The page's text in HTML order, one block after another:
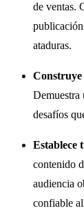
de ventas.
ataduras.
Demuestra
desafíos
Establece
contenido
audiencia
confiable